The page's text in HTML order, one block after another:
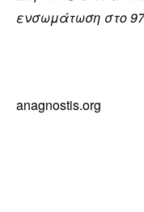
ενσωμάτωση στο
anagnostis.org